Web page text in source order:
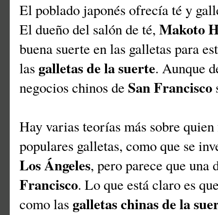
El poblado japonés ofrecía té y
El dueño del salón de té, Makoto
buena suerte en las galletas para
las galletas de la suerte. Aunque
negocios chinos de San Francisco
Hay varias teorías más sobre
populares galletas, como que se
Los Ángeles, pero parece que una
Francisco. Lo que está claro es
como las galletas chinas de la